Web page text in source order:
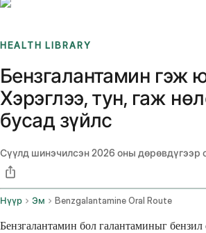
HEALTH LIBRARY
Бензгалантамин гэж
Хэрэглээ, тун, гаж
бусад зүйлс
Сүүлд шинэчилсэн2026 оны дөрөвдүгээр
Нүүр Эм Benzgalantamine Oral Route
Бензгалантамин бол галантаминыг бензил